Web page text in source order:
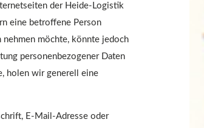
der Heide-Logistik
eine betroffene Person
nehmen möchte, könnte jedoch
personenbezogener Daten
holen wir generell eine
E-Mail-Adresse oder